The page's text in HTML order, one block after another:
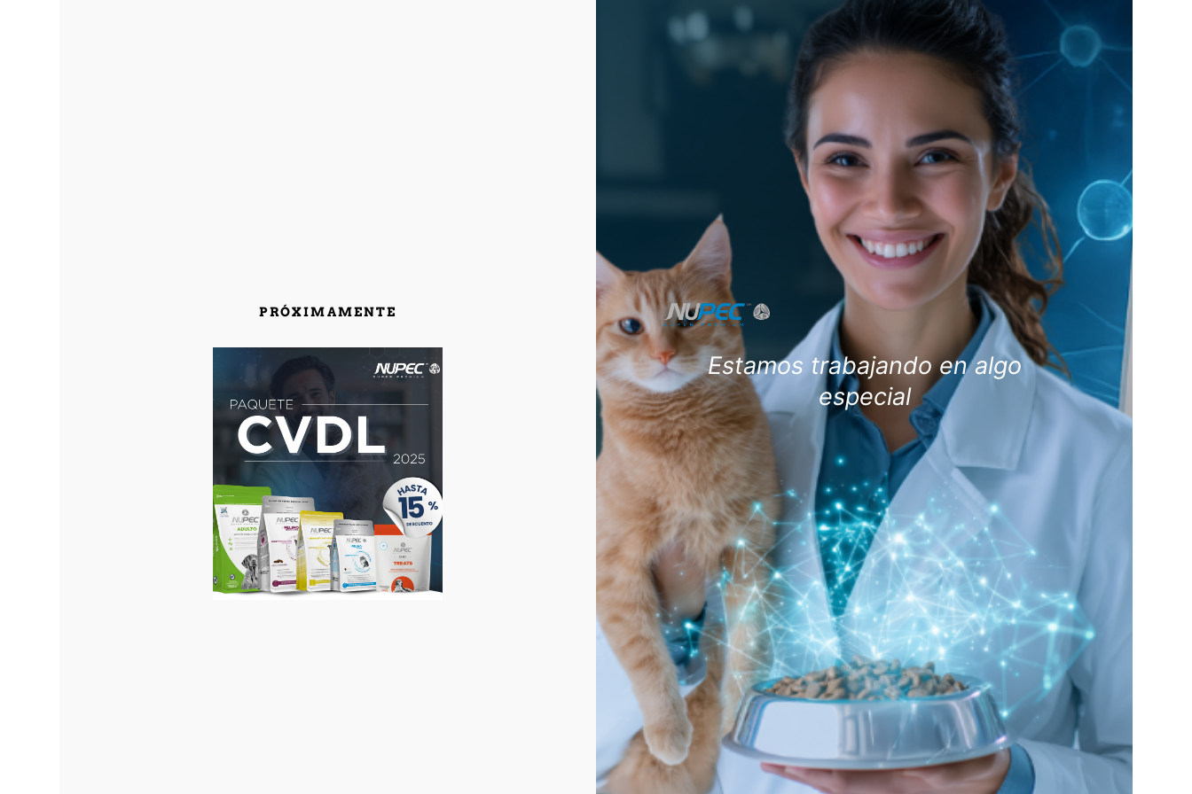
PRÓXIMAMENTE
Estamos trabajando en algo
especial